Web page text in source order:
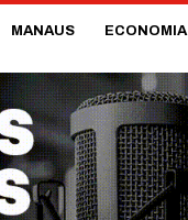
MANAUS ECONOMIA